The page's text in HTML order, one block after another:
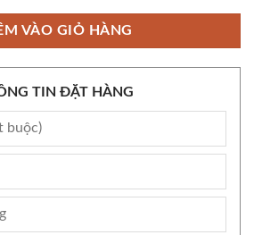
VÀO GIỎ HÀNG
TIN ĐẶT HÀNG